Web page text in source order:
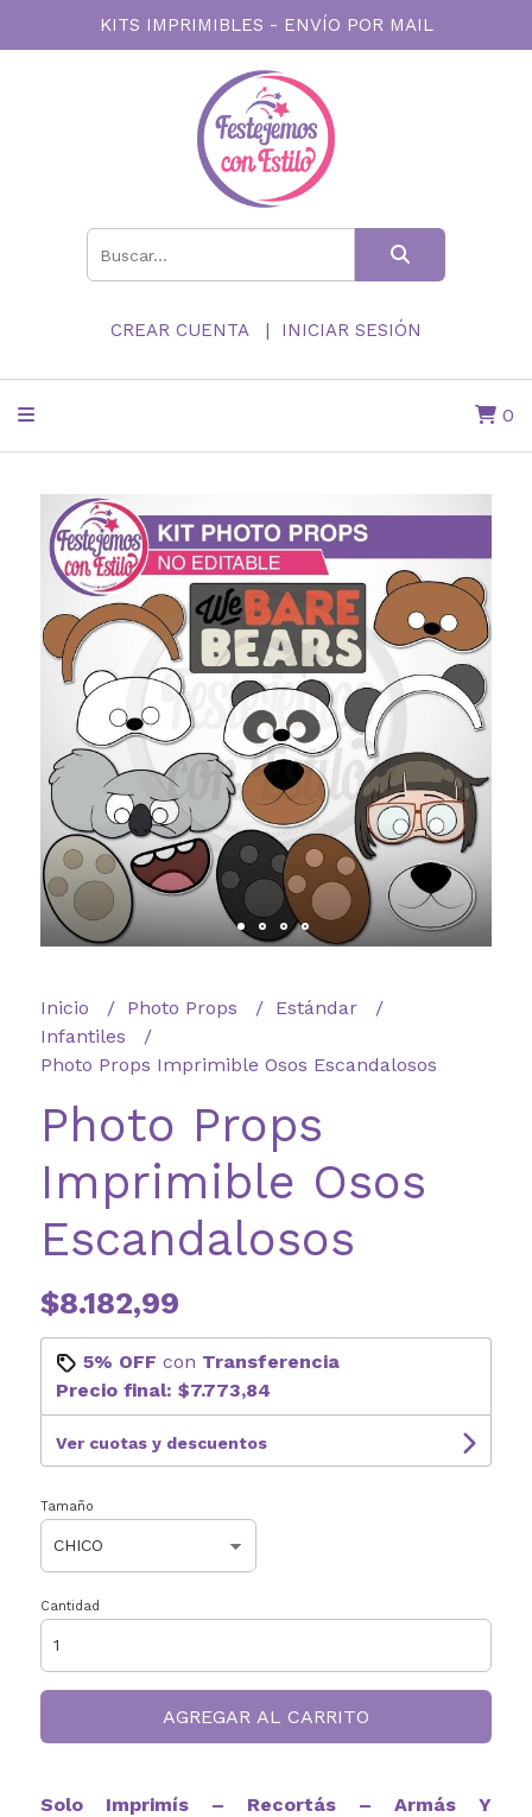
KITS IMPRIMIBLES - ENVÍO POR MAIL
CREAR CUENTA INICIAR SESIÓN
0
Inicio Photo Props
Estándar
Infantiles
Photo Props Imprimible Osos Escandalosos
Photo Props
Imprimible Osos
Escandalosos
$8.182,99
5% OFF con Transferencia
Precio final: $7.773,84
Ver cuotas y descuentos
Tamaño
Cantidad
AGREGAR AL CARRITO
Solo Imprimís – Recortás – Armás Y